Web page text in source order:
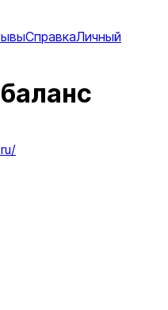
СправкаЛичный